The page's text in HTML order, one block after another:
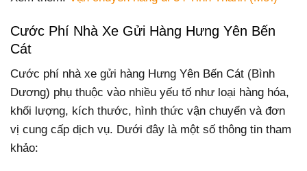
Cước Phí Nhà Xe Gửi Hàng Hưng Yên Bến
Cát
Cước phí nhà xe gửi hàng Hưng Yên Bến Cát (Bình
Dương) phụ thuộc vào nhiều yếu tố như loại hàng hóa,
khối lượng, kích thước, hình thức vận chuyển và đơn
vị cung cấp dịch vụ. Dưới đây là một số thông tin tham
khảo: